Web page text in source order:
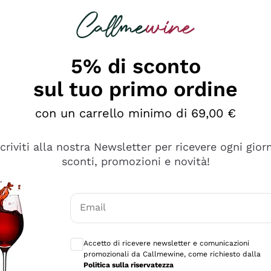
è male ma secondo me ci sono alternative che
5% di sconto
sul tuo primo ordine
con un carrello minimo di 69,00 €
alla nostra Newsletter per ricevere ogni
sconti, promozioni e novità!
Email
Accetto di ricevere newsletter e comunicazioni
promozionali da Callmewine, come richiesto dalla
Politica sulla riservatezza